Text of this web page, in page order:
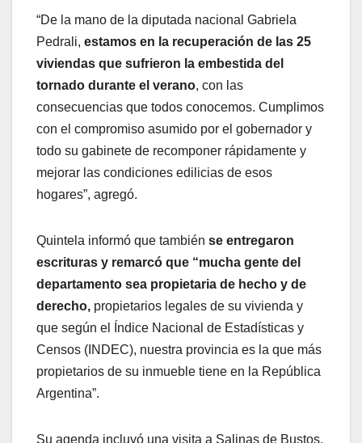
“De la mano de la diputada nacional Gabriela
Pedrali, estamos en la recuperación de las 25
viviendas que sufrieron la embestida del
tornado durante el verano, con las
consecuencias que todos conocemos. Cumplimos
con el compromiso asumido por el gobernador y
todo su gabinete de recomponer rápidamente y
mejorar las condiciones edilicias de esos
hogares”, agregó.
Quintela informó que también se entregaron
escrituras y remarcó que “mucha gente del
departamento sea propietaria de hecho y de
derecho, propietarios legales de su vivienda y
que según el Índice Nacional de Estadísticas y
Censos (INDEC), nuestra provincia es la que más
propietarios de su inmueble tiene en la República
Argentina”.
Su agenda incluyó una visita a Salinas de Bustos,